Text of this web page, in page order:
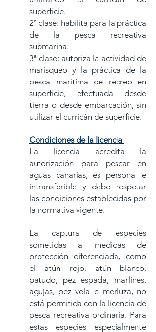
superficie.
2ª clase: habilita para la práctica
de la pesca recreativa
submarina.
3ª clase: autoriza la actividad de
marisqueo y la práctica de la
pesca marítima de recreo en
superficie, efectuada desde
tierra o desde embarcación, sin
utilizar el curricán de superficie.
Condiciones de la licencia
La licencia acredita la
autorización para pescar en
aguas canarias, es personal e
intransferible y debe respetar
las condiciones establecidas por
la normativa vigente.
La captura de especies
sometidas a medidas de
protección diferenciada, como
el atún rojo, atún blanco,
patudo, pez espada, marlines,
agujas, pez vela o merluza, no
está permitida con la licencia de
pesca recreativa ordinaria. Para
estas especies especialmente